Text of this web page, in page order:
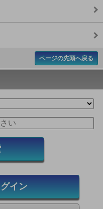
ページの先頭へ戻る
イン